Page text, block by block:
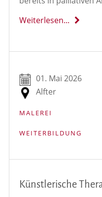
Weiterlesen...
Künstlerische
01. Mai 2026
Alfter
MALEREI
WEITERBILDUNG